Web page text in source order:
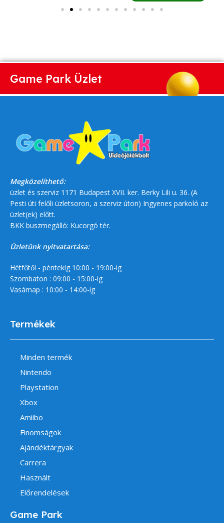
Game Park Üzlet
Megközelíthető:
üzlet és szerviz 1171 Budapest XVII. ker. Berky Lili u. 36. (A
Pesti úti felőli üzletsoron, a szerviz úton) Ingyenes parkoló az
üzlet(ek) előtt.
BKK buszmegálló: Kucorgó tér.
Üzletünk nyitvatartása:
Hétfőtől - péntekig 10:00 - 19:00-ig
Szombaton : 09:00 - 15:00-ig
Vasárnap : 10:00 - 14:00-ig
Termékek
Minden termék
Nintendo
Playstation
Xbox
Amiibo
Finomságok
Ajándéktárgyak
Carrera
Használt
Előrendelések
Game Park